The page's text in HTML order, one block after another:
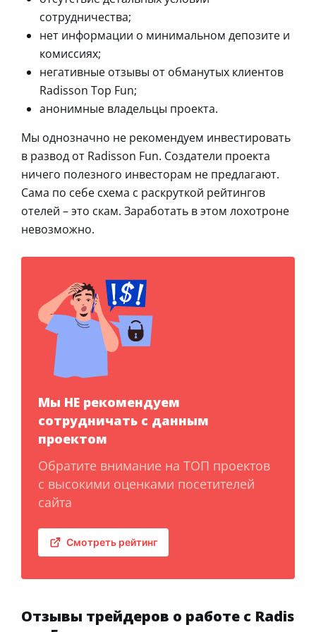
сотрудничества;
нет информации о минимальном депозите и
комиссиях;
негативные отзывы от обманутых клиентов
Radisson Top Fun;
анонимные владельцы проекта.
Мы однозначно не рекомендуем инвестировать
в развод от Radisson Fun. Создатели проекта
ничего полезного инвесторам не предлагают.
Сама по себе схема с раскруткой рейтингов
отелей – это скам. Заработать в этом лохотроне
невозможно.
Мы НЕ рекомендуем
сотрудничать с данным
проектом
Обратите внимание на ТОП проектов
с высокими оценками посетителей
сайта
Смотреть рейтинг
Отзывы трейдеров о работе с Radis